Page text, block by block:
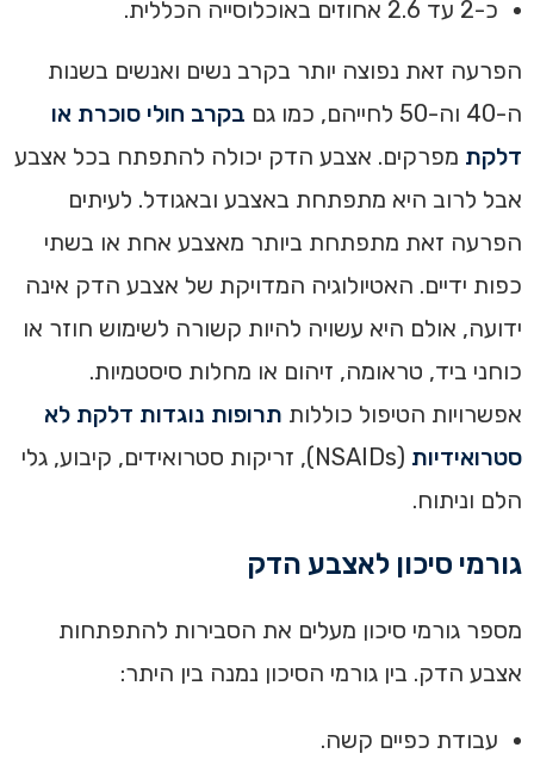
כ-2 עד 2.6 אחוזים באוכלוסייה הכללית.
הפרעה זאת נפוצה יותר בקרב נשים ואנשים בשנות
ה-40 וה-50 לחייהם, כמו גם
בקרב חולי סוכרת או
דלקת מפרקים. אצבע הדק יכולה להתפתח בכל אצבע
אבל לרוב היא מתפתחת באצבע ובאגודל. לעיתים
הפרעה זאת מתפתחת ביותר מאצבע אחת או בשתי
כפות ידיים. האטיולוגיה המדויקת של אצבע הדק אינה
ידועה, אולם היא עשויה להיות קשורה לשימוש חוזר או
כוחני ביד, טראומה, זיהום או מחלות סיסטמיות.
אפשרויות הטיפול כוללות תרופות נוגדות דלקת לא
סטרואידיות
(NSAIDs), זריקות סטרואידים, קיבוע, גלי
הלם וניתוח.
גורמי סיכון לאצבע הדק
מספר גורמי סיכון מעלים את הסבירות להתפתחות
אצבע הדק. בין גורמי הסיכון נמנה בין היתר:
עבודת כפיים קשה.